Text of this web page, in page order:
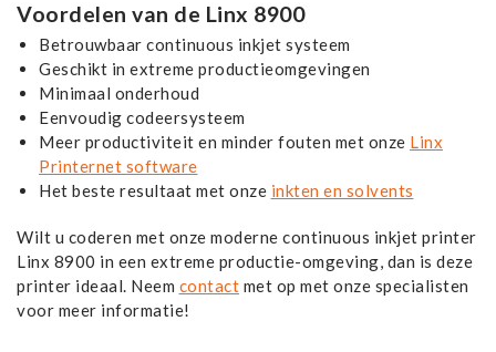
Voordelen van de Linx 8900
Betrouwbaar continuous inkjet systeem
Geschikt in extreme productieomgevingen
Minimaal onderhoud
Eenvoudig codeersysteem
Meer productiviteit en minder fouten met onze Linx
Printernet software
Het beste resultaat met onze inkten en solvents
Wilt u coderen met onze moderne continuous inkjet printer
Linx 8900 in een extreme productie-omgeving, dan is deze
printer ideaal. Neem contact met op met onze specialisten
voor meer informatie!